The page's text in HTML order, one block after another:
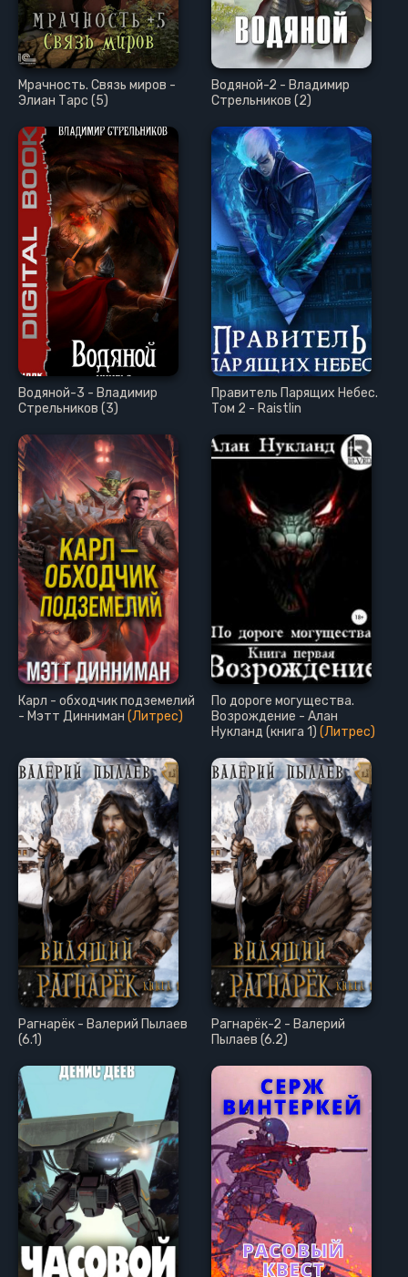
Мрачность. Связь миров -
Элиан Тарс (5)
Водяной-2 - Владимир
Стрельников (2)
Водяной-3 - Владимир
Стрельников (3)
Правитель Парящих Небес.
Том 2 - Raistlin
Карл - обходчик подземелий
- Мэтт Динниман (Литрес)
По дороге могущества.
Возрождение - Алан
Нукланд (книга 1) (Литрес)
Рагнарёк - Валерий Пылаев
(6.1)
Рагнарёк-2 - Валерий
Пылаев (6.2)